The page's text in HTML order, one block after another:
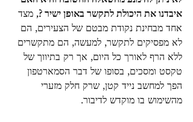
איבדנו את היכולת לתקשר באופן ישיר ?, מצד
אחד מבחינת נקודת מבטם של הצעירים, הם
לא מפסיקים לתקשר, למעשה, הם מתקשרים
ללא הרף לאורך כל היום, אך רק בתיווך של
טקסט ומסכים, בסופו של דבר הסמארטפון
הפך למחשב נייד קטן, שרק חלק מזערי
מהשימוש בו מוקדש לדיבור.